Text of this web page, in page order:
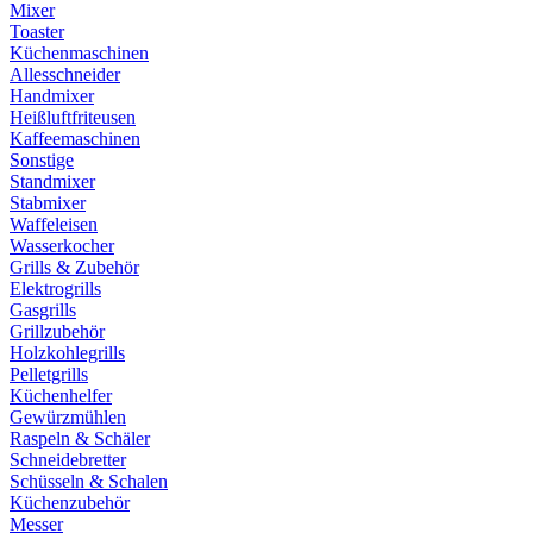
Mixer
Toaster
Küchenmaschinen
Allesschneider
Handmixer
Heißluftfriteusen
Kaffeemaschinen
Sonstige
Standmixer
Stabmixer
Waffeleisen
Wasserkocher
Grills & Zubehör
Elektrogrills
Gasgrills
Grillzubehör
Holzkohlegrills
Pelletgrills
Küchenhelfer
Gewürzmühlen
Raspeln & Schäler
Schneidebretter
Schüsseln & Schalen
Küchenzubehör
Messer